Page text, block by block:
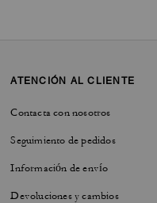
ATENCIÓN AL CLIENTE
Contacta con nosotros
Seguimiento de pedidos
Información de envío
Devoluciones y cambios